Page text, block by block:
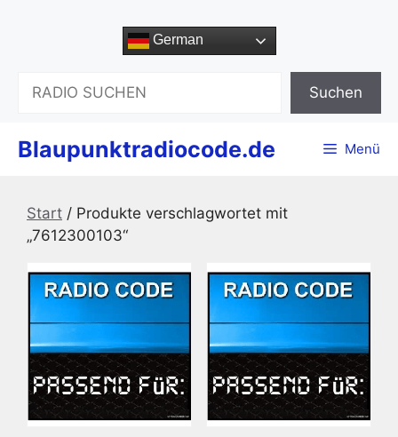
German
Suchen
Blaupunktradiocode.de Menü
Start / Produkte verschlagwortet mit
„7612300103“